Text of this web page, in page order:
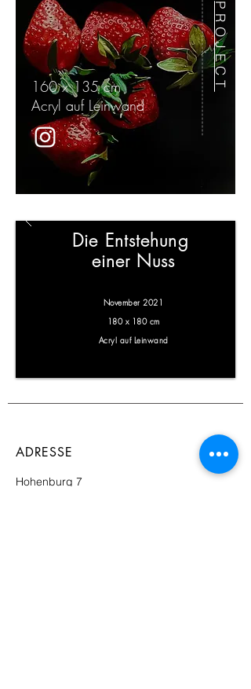
PROJECT
160 x 135 cm
Acryl auf Leinwand
Die Entstehung
einer Nuss
November 2021
180 x 180 cm
Acryl auf Leinwand
ADRESSE
Hohenburg 7